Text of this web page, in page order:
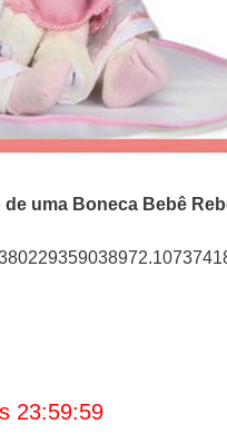
de uma Boneca Bebê
23:59:59